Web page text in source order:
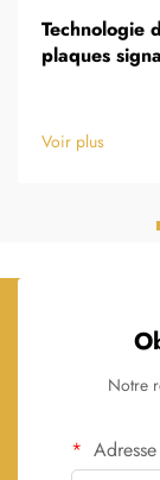
Technologie
plaques
Voir plus
Notre